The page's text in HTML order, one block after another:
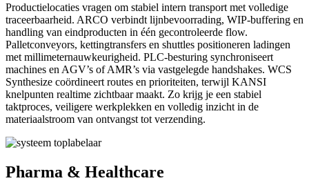
Productielocaties vragen om stabiel intern transport met volledige
traceerbaarheid. ARCO verbindt lijnbevoorrading, WIP-buffering en
handling van eindproducten in één gecontroleerde flow.
Palletconveyors, kettingtransfers en shuttles positioneren ladingen
met millimeternauwkeurigheid. PLC-besturing synchroniseert
machines en AGV’s of AMR’s via vastgelegde handshakes. WCS
Synthesize coördineert routes en prioriteiten, terwijl KANSI
knelpunten realtime zichtbaar maakt. Zo krijg je een stabiel
taktproces, veiligere werkplekken en volledig inzicht in de
materiaalstroom van ontvangst tot verzending.
Pharma & Healthcare